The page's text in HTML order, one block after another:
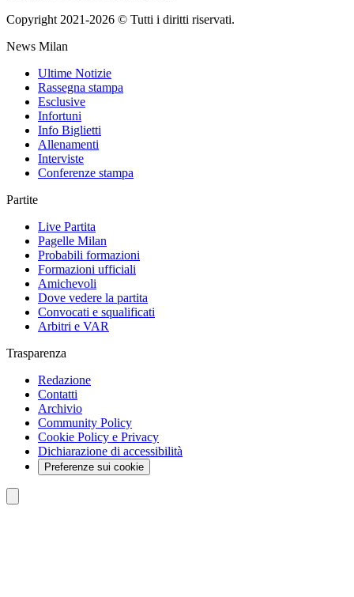
Copyright 2021-2026 © Tutti i diritti riservati.
News Milan
Ultime Notizie
Rassegna stampa
Esclusive
Infortuni
Info Biglietti
Allenamenti
Interviste
Conferenze stampa
Partite
Live Partita
Pagelle Milan
Probabili formazioni
Formazioni ufficiali
Amichevoli
Dove vedere la partita
Convocati e squalificati
Arbitri e VAR
Trasparenza
Redazione
Contatti
Archivio
Community Policy
Cookie Policy e Privacy
Dichiarazione di accessibilità
Preferenze sui cookie